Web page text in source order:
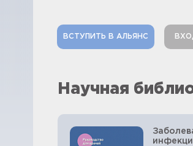
ВСТУПИТЬ В АЛЬЯНС
Научная